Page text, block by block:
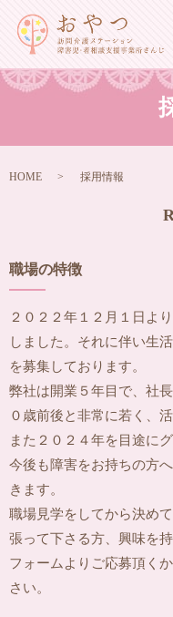
HOME 採用情報
職場の特徴
２０２２年１２月１日よ
しました。それに伴い生
を募集しております。
弊社は開業５年目で、社
０歳前後と非常に若く、
また２０２４年を目途に
今後も障害をお持ちの方
きます。
職場見学をしてから決め
張って下さる方、興味を
フォームよりご応募頂く
さい。